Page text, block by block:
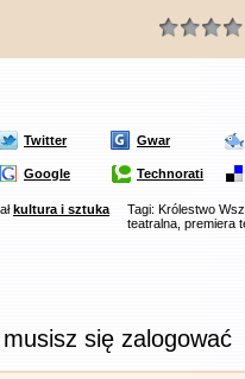
Twitter Gwar
Google Technorati
kultura i sztuka
Tagi: Królestwo
teatralna, premiera
się zalogować